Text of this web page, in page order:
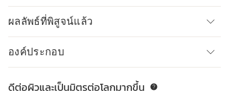
คลาแรงส์ได้รวมเอาส่วนผสมอันทรงประสิทธิภาพของ Hyaluronic Acid เข้า
กับสารสกัด Leaf of Life ออร์แกนิกเป็นครั้งแรก
Clarins Plus
ทำให้ผิวเต่งตึงใน 60 วินาที**การทดสอบในผู้บริโภค ผู้หญิงจำนวน 111 ราย
หลังการใช้ Matte Gel เป็นเวลา 60 วินาที
ผลลัพธ์ที่พิสูจน์แล้ว
องค์ประกอบ
ข้ามไปยังเนื้อหา
ดีต่อผิวและเป็นมิตรต่อโลกมากขึ้น